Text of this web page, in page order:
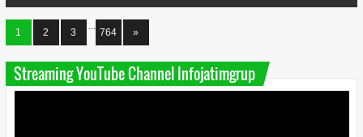
1 2 3
...
764 »
Streaming YouTube Channel Infojatimgrup